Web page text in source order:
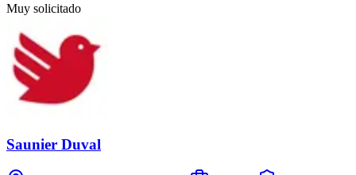
Muy solicitado
Saunier Duval